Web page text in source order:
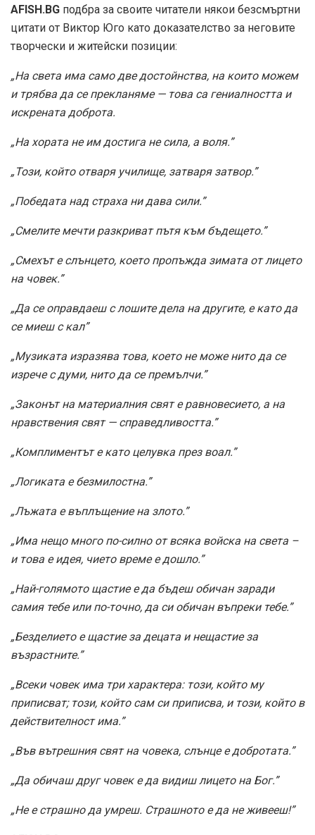
AFISH.BG подбра за своите читатели някои безсмъртни
цитати от Виктор Юго като доказателство за неговите
творчески и житейски позиции:
„На света има само две достойнства, на които можем
и трябва да се прекланяме — това са гениалността и
искрената доброта.
„На хората не им достига не сила, а воля.”
„Този, който отваря училище, затваря затвор.”
„Победата над страха ни дава сили.”
„Смелите мечти разкриват пътя към бъдещето.”
„Смехът е слънцето, което пропъжда зимата от лицето
на човек.”
„Да се оправдаеш с лошите дела на другите, е като да
се миеш с кал”
„Музиката изразява това, което не може нито да се
изрече с думи, нито да се премълчи.”
„Законът на материалния свят е равновесието, а на
нравствения свят — справедливостта.”
„Комплиментът е като целувка през воал.”
„Логиката е безмилостна.”
„Лъжата е въплъщение на злото.”
„Има нещо много по-силно от всяка войска на света –
и това е идея, чието време е дошло.”
„Най-голямото щастие е да бъдеш обичан заради
самия тебе или по-точно, да си обичан въпреки тебе.”
„Безделието е щастие за децата и нещастие за
възрастните.”
„Всеки човек има три характера: този, който му
приписват; този, който сам си приписва, и този, който в
действителност има.”
„Във вътрешния свят на човека, слънце e добротата.”
„Да обичаш друг човек е да видиш лицето на Бог.”
„Не е страшно да умреш. Страшното е да не живееш!”